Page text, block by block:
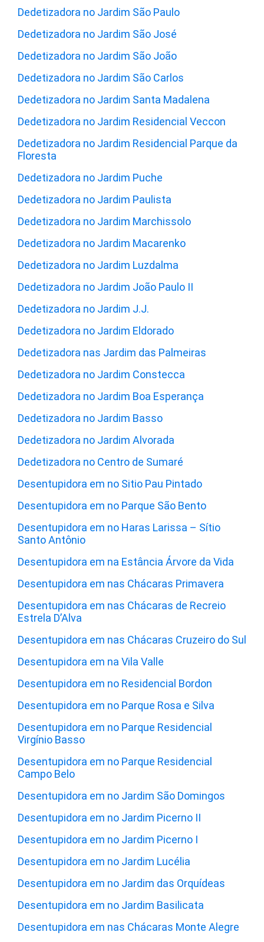
Dedetizadora no Jardim São Paulo
Dedetizadora no Jardim São José
Dedetizadora no Jardim São João
Dedetizadora no Jardim São Carlos
Dedetizadora no Jardim Santa Madalena
Dedetizadora no Jardim Residencial Veccon
Dedetizadora no Jardim Residencial Parque da
Floresta
Dedetizadora no Jardim Puche
Dedetizadora no Jardim Paulista
Dedetizadora no Jardim Marchissolo
Dedetizadora no Jardim Macarenko
Dedetizadora no Jardim Luzdalma
Dedetizadora no Jardim João Paulo II
Dedetizadora no Jardim J.J.
Dedetizadora no Jardim Eldorado
Dedetizadora nas Jardim das Palmeiras
Dedetizadora no Jardim Constecca
Dedetizadora no Jardim Boa Esperança
Dedetizadora no Jardim Basso
Dedetizadora no Jardim Alvorada
Dedetizadora no Centro de Sumaré
Desentupidora em no Sitio Pau Pintado
Desentupidora em no Parque São Bento
Desentupidora em no Haras Larissa – Sítio
Santo Antônio
Desentupidora em na Estância Árvore da Vida
Desentupidora em nas Chácaras Primavera
Desentupidora em nas Chácaras de Recreio
Estrela D’Alva
Desentupidora em nas Chácaras Cruzeiro do Sul
Desentupidora em na Vila Valle
Desentupidora em no Residencial Bordon
Desentupidora em no Parque Rosa e Silva
Desentupidora em no Parque Residencial
Virgínio Basso
Desentupidora em no Parque Residencial
Campo Belo
Desentupidora em no Jardim São Domingos
Desentupidora em no Jardim Picerno II
Desentupidora em no Jardim Picerno I
Desentupidora em no Jardim Lucélia
Desentupidora em no Jardim das Orquídeas
Desentupidora em no Jardim Basilicata
Desentupidora em nas Chácaras Monte Alegre